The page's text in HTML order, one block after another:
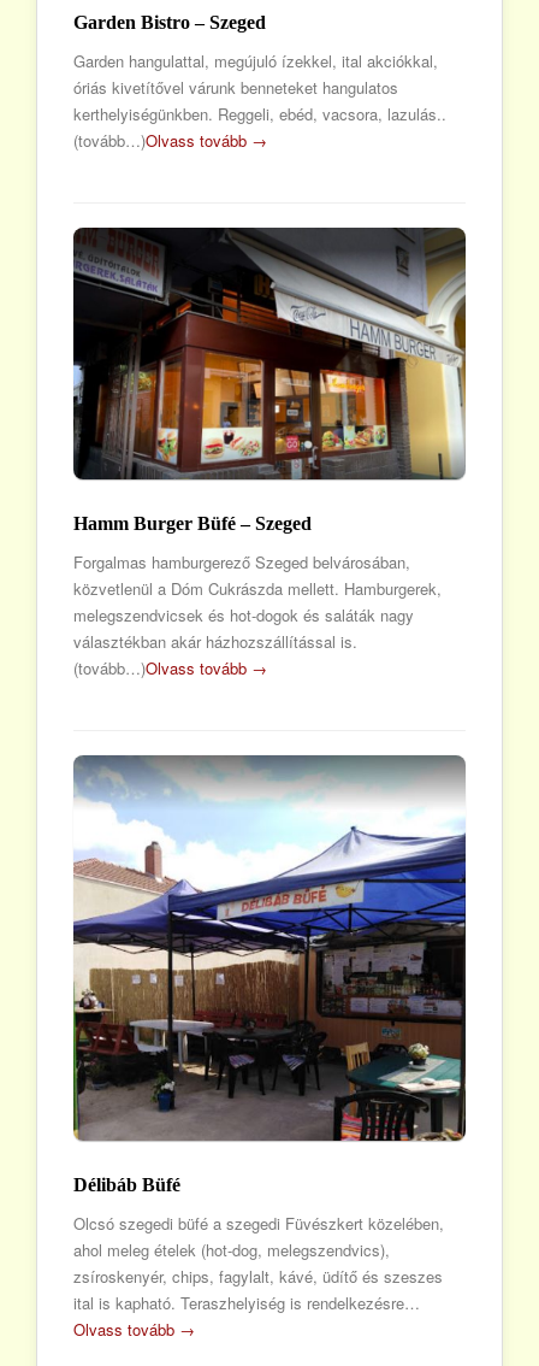
Garden Bistro – Szeged
Garden hangulattal, megújuló ízekkel, ital akciókkal,
óriás kivetítővel várunk benneteket hangulatos
kerthelyiségünkben. Reggeli, ebéd, vacsora, lazulás..
(tovább…)Olvass tovább →
Hamm Burger Büfé – Szeged
Forgalmas hamburgerező Szeged belvárosában,
közvetlenül a Dóm Cukrászda mellett. Hamburgerek,
melegszendvicsek és hot-dogok és saláták nagy
választékban akár házhozszállítással is.
(tovább…)Olvass tovább →
Délibáb Büfé
Olcsó szegedi büfé a szegedi Füvészkert közelében,
ahol meleg ételek (hot-dog, melegszendvics),
zsíroskenyér, chips, fagylalt, kávé, üdítő és szeszes
ital is kapható. Teraszhelyiség is rendelkezésre…
Olvass tovább →